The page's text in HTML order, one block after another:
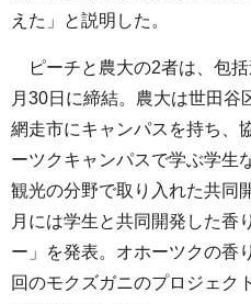
えた」と説明した。
ピーチと農大の2者は、包
月30日に締結。農大は世田谷
網走市にキャンパスを持ち、
ーツクキャンパスで学ぶ学生
観光の分野で取り入れた共同
月には学生と共同開発した香
ー」を発表。オホーツクの香
回のモクズガニのプロジェク